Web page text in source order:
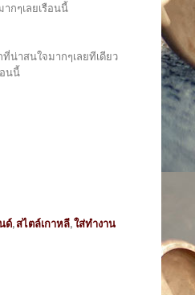
กๆเลยเรือนนี้
น่าสนใจมากๆเลยทีเดียว
นนี้
ด์,สไตล์เกาหลี,ใส่ทำงาน